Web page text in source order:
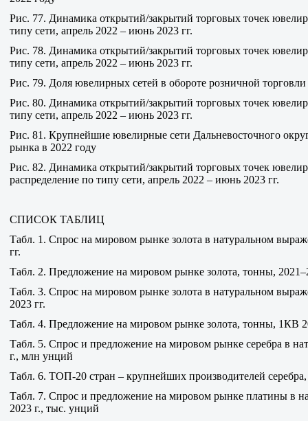
Рис. 77. Динамика открытий/закрытий торговых точек
типу сети, апрель 2022 – июнь 2023 гг.
Рис. 78. Динамика открытий/закрытий торговых точек
типу сети, апрель 2022 – июнь 2023 гг.
Рис. 79. Доля ювелирных сетей в обороте розничной
Рис. 80. Динамика открытий/закрытий торговых точек
типу сети, апрель 2022 – июнь 2023 гг.
Рис. 81. Крупнейшие ювелирные сети Дальневосточного
рынка в 2022 году
Рис. 82. Динамика открытий/закрытий торговых точек
распределение по типу сети, апрель 2022 – июнь 2023 гг.
СПИСОК ТАБЛИЦ
Табл. 1. Спрос на мировом рынке золота в натуральном
гг.
Табл. 2. Предложение на мировом рынке золота, тонны,
Табл. 3. Спрос на мировом рынке золота в натуральном
2023 гг.
Табл. 4. Предложение на мировом рынке золота, тонны, 1КВ
Табл. 5. Спрос и предложение на мировом рынке серебра в
г., млн унций
Табл. 6. ТОП-20 стран – крупнейших производителей
Табл. 7. Спрос и предложение на мировом рынке платины в
2023 г., тыс. унций